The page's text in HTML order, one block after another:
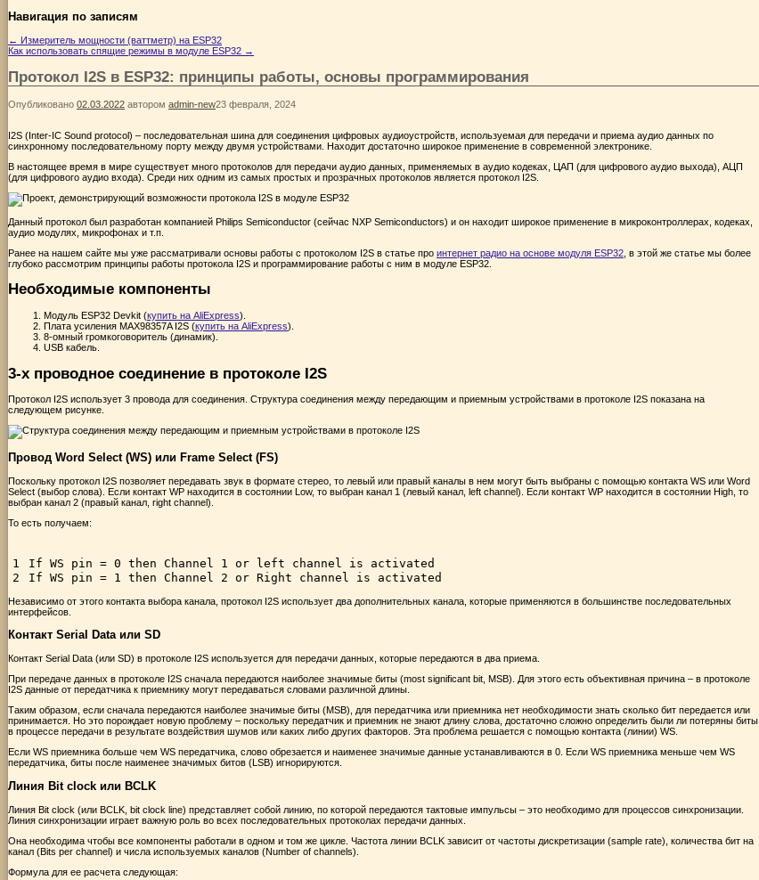
Навигация по записям
← Измеритель мощности (ваттметр) на ESP32
Как использовать спящие режимы в модуле ESP32 →
Протокол I2S в ESP32: принципы работы, основы программирования
Опубликовано 02.03.2022 автором admin-new23 февраля, 2024
I2S (Inter-IC Sound protocol) – последовательная шина для соединения цифровых аудиоустройств, используемая для передачи и приема аудио данных по
синхронному последовательному порту между двумя устройствами. Находит достаточно широкое применение в современной электронике.
В настоящее время в мире существует много протоколов для передачи аудио данных, применяемых в аудио кодеках, ЦАП (для цифрового аудио выхода), АЦП
(для цифрового аудио входа). Среди них одним из самых простых и прозрачных протоколов является протокол I2S.
Данный протокол был разработан компанией Philips Semiconductor (сейчас NXP Semiconductors) и он находит широкое применение в микроконтроллерах, кодеках,
аудио модулях, микрофонах и т.п.
Ранее на нашем сайте мы уже рассматривали основы работы с протоколом I2S в статье про интернет радио на основе модуля ESP32 , в этой же статье мы более
глубоко рассмотрим принципы работы протокола I2S и программирование работы с ним в модуле ESP32.
Необходимые компоненты
Модуль ESP32 Devkit (купить на AliExpress).
Плата усиления MAX98357A I2S (купить на AliExpress).
8-омный громкоговоритель (динамик).
USB кабель.
3-х проводное соединение в протоколе I2S
Протокол I2S использует 3 провода для соединения. Структура соединения между передающим и приемным устройствами в протоколе I2S показана на
следующем рисунке.
Провод Word Select (WS) или Frame Select (FS)
Поскольку протокол I2S позволяет передавать звук в формате стерео, то левый или правый каналы в нем могут быть выбраны с помощью контакта WS или Word
Select (выбор слова). Если контакт WP находится в состоянии Low, то выбран канал 1 (левый канал, left channel). Если контакт WP находится в состоянии High, то
выбран канал 2 (правый канал, right channel).
То есть получаем:
1
2
If WS pin = 0 then Channel 1 or left channel is
activated
If WS pin = 1 then Channel 2 or Right channel is activated
Независимо от этого контакта выбора канала, протокол I2S использует два дополнительных канала, которые применяются в большинстве последовательных
интерфейсов.
Контакт Serial Data или SD
Контакт Serial Data (или SD) в протоколе I2S используется для передачи данных, которые передаются в два приема.
При передаче данных в протоколе I2S сначала передаются наиболее значимые биты (most significant bit, MSB). Для этого есть объективная причина – в протоколе
I2S данные от передатчика к приемнику могут передаваться словами различной длины.
Таким образом, если сначала передаются наиболее значимые биты (MSB), для передатчика или приемника нет необходимости знать сколько бит передается или
принимается. Но это порождает новую проблему – поскольку передатчик и приемник не знают длину слова, достаточно сложно определить были ли потеряны биты
в процессе передачи в результате воздействия шумов или каких либо других факторов. Эта проблема решается с помощью контакта (линии) WS.
Если WS приемника больше чем WS передатчика, слово обрезается и наименее значимые данные устанавливаются в 0. Если WS приемника меньше чем WS
передатчика, биты после наименее значимых битов (LSB) игнорируются.
Линия Bit clock или BCLK
Линия Bit clock (или BCLK, bit clock line) представляет собой линию, по которой передаются тактовые импульсы – это необходимо для процессов синхронизации.
Линия синхронизации играет важную роль во всех последовательных протоколах передачи данных.
Она необходима чтобы все компоненты работали в одном и том же цикле. Частота линии BCLK зависит от частоты дискретизации (sample rate), количества бит на
канал (Bits per channel) и числа используемых каналов (Number of channels).
Формула для ее расчета следующая: